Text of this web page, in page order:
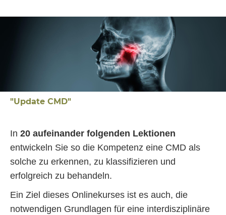
"Update CMD"
In 20 aufeinander folgenden Lektionen
entwickeln Sie so die Kompetenz eine CMD als
solche zu erkennen, zu klassifizieren und
erfolgreich zu behandeln.
Ein Ziel dieses Onlinekurses ist es auch, die
notwendigen Grundlagen für eine interdisziplinäre